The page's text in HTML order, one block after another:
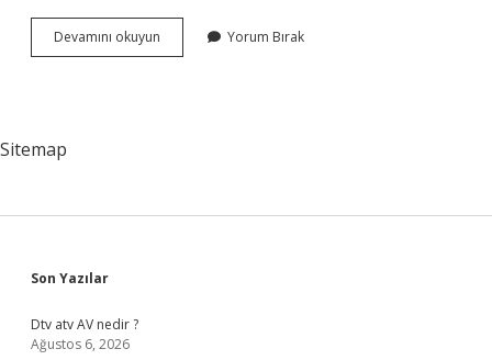
Devamını okuyun Kamuya
Mal
Yorum Bırak
Sitemap
Sidebar
Son Yazılar
Dtv atv AV nedir ?
Ağustos 6, 2026